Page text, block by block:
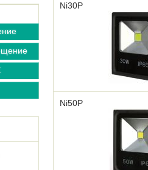
Ni30P
Ni50P